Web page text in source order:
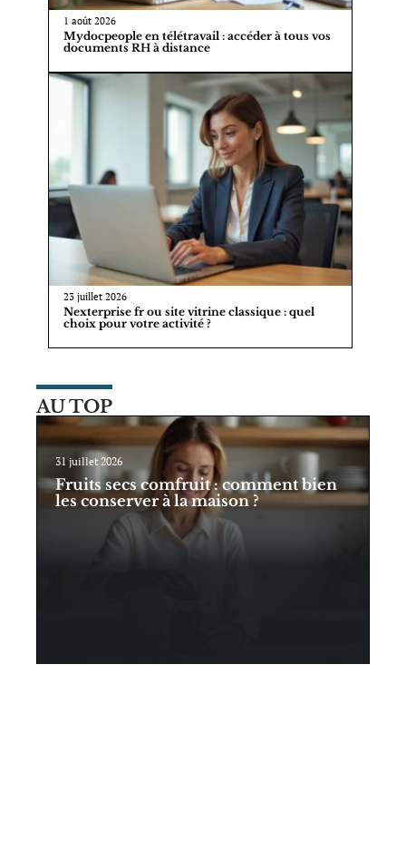
1 août 2026
Mydocpeople en télétravail : accéder à tous vos
documents RH à distance
23 juillet 2026
Nexterprise fr ou site vitrine classique : quel
choix pour votre activité ?
AU TOP
31 juillet 2026
Fruits secs comfruit : comment bien
les conserver à la maison ?